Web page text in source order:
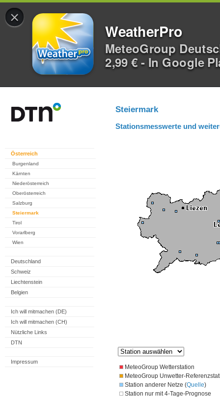
×
WeatherPro
MeteoGroup
2,99 € - In Google
Österreich
Burgenland
Kärnten
Niederösterreich
Oberösterreich
Salzburg
Steiermark
Tirol
Vorarlberg
Wien
Deutschland
Schweiz
Liechtenstein
Belgien
Ich will mitmachen (DE)
Ich will mitmachen (CH)
Nützliche Links
DTN
Impressum
Steiermark
Stationsmesswerte und
MeteoGroup Wetterstation
MeteoGroup Unwetter-
Station anderer Netze (Quelle)
Station nur mit 4-Tage-Prognose